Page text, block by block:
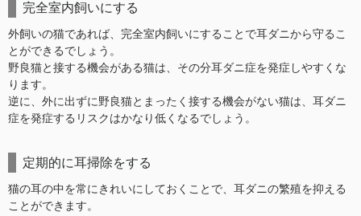
完全室内飼いにする
外飼いの猫であれば、完全室内飼いにすることで耳ダニから守るこ
とができるでしょう。
野良猫と接する機会がある猫は、その分耳ダニ症を発症しやすくな
ります。
逆に、外に出ずに野良猫とまったく接する機会がない猫は、耳ダニ
症を発症するリスクはかなり低くなるでしょう。
定期的に耳掃除をする
猫の耳の中を常にきれいにしておくことで、耳ダニの繁殖を抑える
ことができます。